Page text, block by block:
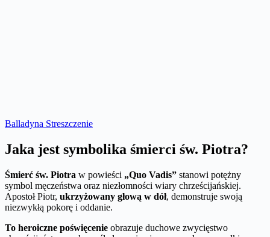
Balladyna Streszczenie
Jaka jest symbolika śmierci św. Piotra?
Śmierć św. Piotra w powieści „Quo Vadis” stanowi potężny
symbol męczeństwa oraz niezłomności wiary chrześcijańskiej.
Apostoł Piotr, ukrzyżowany głową w dół, demonstruje swoją
niezwykłą pokorę i oddanie.
To heroiczne poświęcenie obrazuje duchowe zwycięstwo